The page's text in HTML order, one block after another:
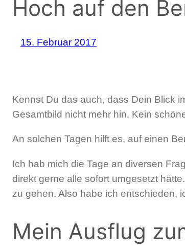
Hoch auf den
15. Februar 2017
Kennst Du das auch, dass Dein Blick
Gesamtbild nicht mehr hin. Kein
An solchen Tagen hilft es, auf einen
Ich hab mich die Tage an diversen
direkt gerne alle sofort umgesetzt
zu gehen. Also habe ich entschieden,
Mein Ausflug